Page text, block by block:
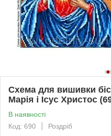
Схема для вишивки
Марія і Ісус Христос
В наявності
Код: 690
Роздріб